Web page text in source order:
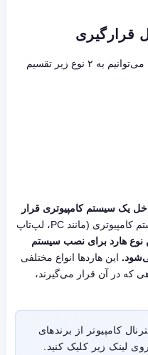
قرارگیری
انواع هارد را براساس محل قرارگیری، می‌توانیم به ۲ نوع زیر تقسیم
یک سیستم کامپیوتری قرار
و مستقیما به مادربرد یک سیستم کامپیوتری (مانند PC، لپ‌تاپ
نوع هارد برای نصب سیستم
این هاردها انواع مختلفی
که در آن قرار می‌گیرند،
کامپیوتر از برندهای
لینک زیر کلیک کنید.